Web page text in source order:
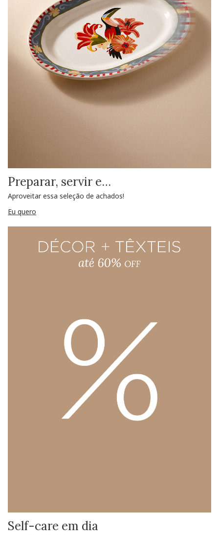
Preparar, servir e…
Aproveitar essa seleção de achados!
Eu quero
Self-care em dia